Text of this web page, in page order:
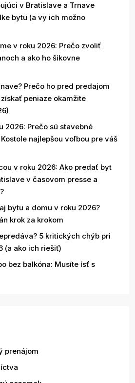
v Bratislave a Trnave
bytu (a vy ich možno
v roku 2026: Prečo zvoliť
a ako ho šikovne
Prečo ho pred predajom
peniaze okamžite
2026: Prečo sú stavebné
najlepšou voľbou pre váš
v roku 2026: Ako predať byt
v časovom presse a
bytu a domu v roku 2026?
krok za krokom
5 kritických chýb pri
(a ako ich riešiť)
bez balkóna: Musíte ísť s
prenájom